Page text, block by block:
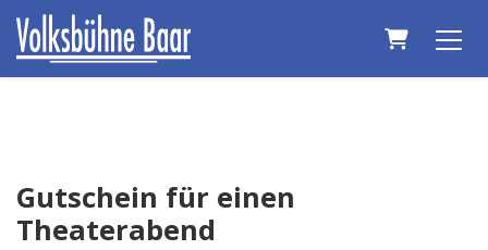
Warenkorb
Gutschein für einen
Theaterabend